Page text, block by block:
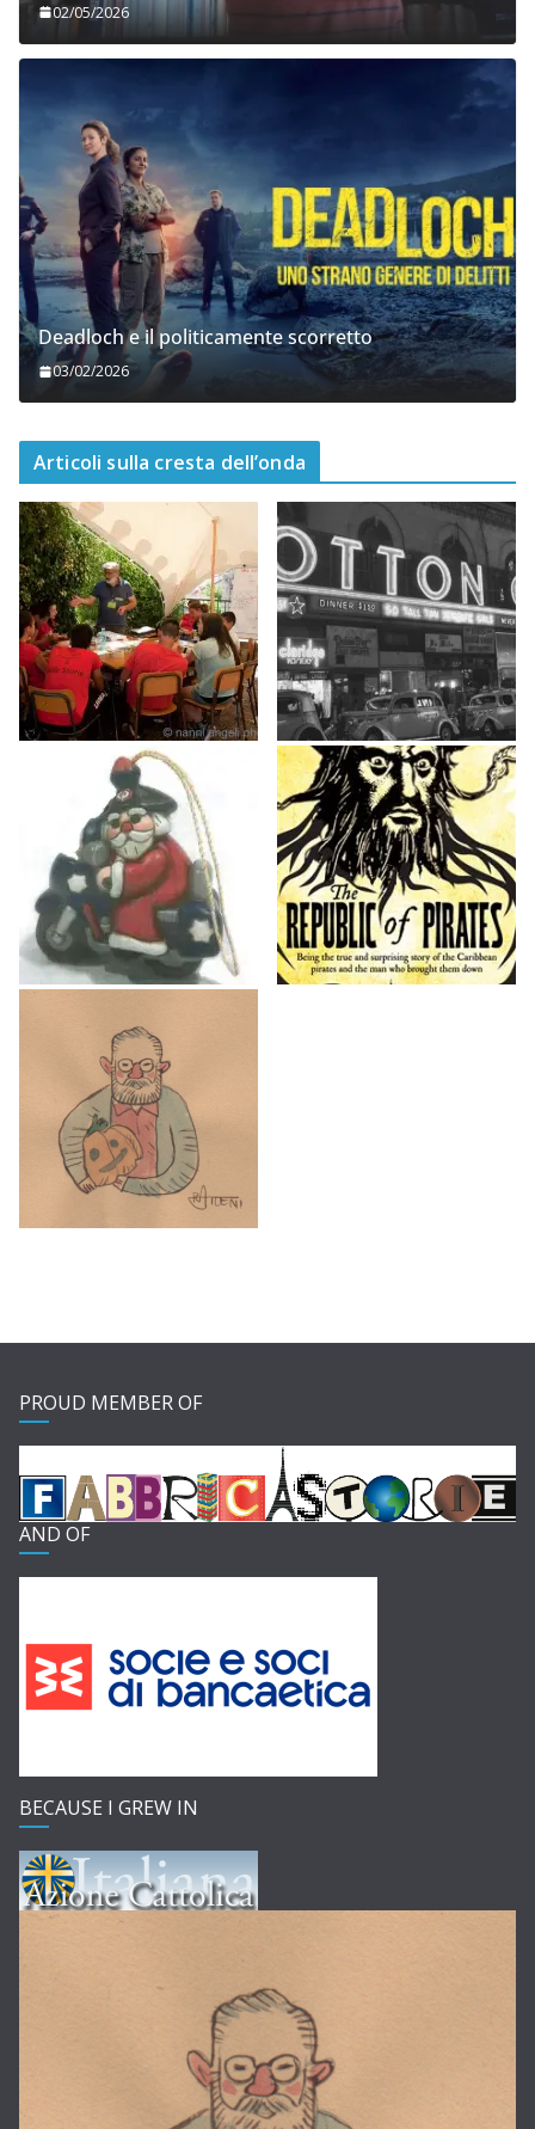
02/05/2026
Deadloch e il politicamente scorretto
03/02/2026
Articoli sulla cresta dell’onda
PROUD MEMBER OF
AND OF
BECAUSE I GREW IN